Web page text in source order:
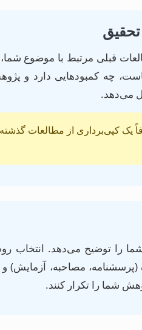
قبلی مرتبط با موضوع
چه کمبودهایی دارد و
می‌دهد.
یک کپی‌برداری از مطالعات گذشته
را توضیح می‌دهد. انتخاب
(پرسشنامه، مصاحبه،
شما را تکرار کنند.